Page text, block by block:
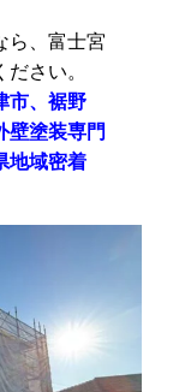
ら、富士宮
さい。
市、裾野
壁塗装専門
地域密着